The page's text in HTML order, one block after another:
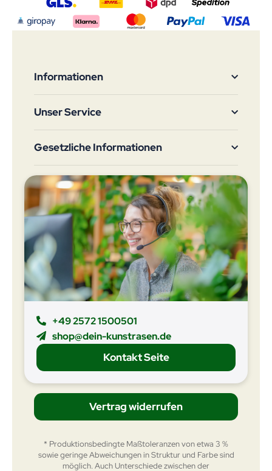
Informationen
Unser Service
Gesetzliche Informationen
+49 2572 1500501
shop@dein-kunstrasen.de
Kontakt Seite
Vertrag widerrufen
* Produktionsbedingte Maßtoleranzen von etwa 3 %
sowie geringe Abweichungen in Struktur und Farbe sind
möglich. Auch Unterschiede zwischen der